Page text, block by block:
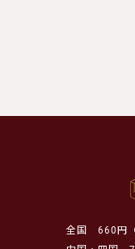
全国
660円（